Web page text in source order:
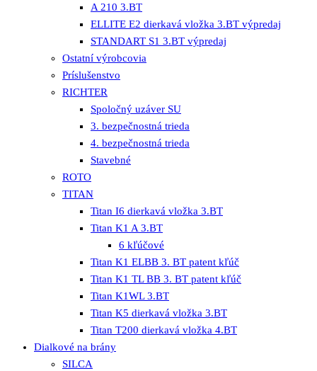
A 210 3.BT
ELLITE E2 dierkavá vložka 3.BT výpredaj
STANDART S1 3.BT výpredaj
Ostatní výrobcovia
Príslušenstvo
RICHTER
Spoločný uzáver SU
3. bezpečnostná trieda
4. bezpečnostná trieda
Stavebné
ROTO
TITAN
Titan I6 dierkavá vložka 3.BT
Titan K1 A 3.BT
6 kľúčové
Titan K1 ELBB 3. BT patent kľúč
Titan K1 TL BB 3. BT patent kľúč
Titan K1WL 3.BT
Titan K5 dierkavá vložka 3.BT
Titan T200 dierkavá vložka 4.BT
Dialkové na brány
SILCA